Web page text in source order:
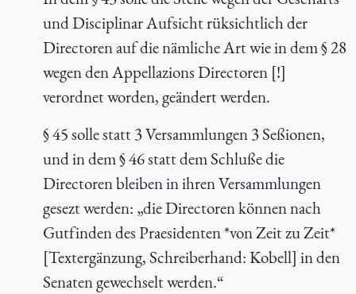
und Disciplinar Aufsicht rüksichtlich der
Directoren auf die nämliche Art wie in dem § 28
wegen den Appellazions Directoren [!]
verordnet worden, geändert werden.
§ 45 solle statt 3 Versammlungen 3 Seßionen,
und in dem § 46 statt dem Schlußedie
Directoren bleiben in ihren Versammlungen
gesezt werden: „die Directoren können nach
Gutfinden des Praesidenten *von Zeit zu Zeit*
[Textergänzung, Schreiberhand: Kobell] in den
Senaten gewechselt werden.“